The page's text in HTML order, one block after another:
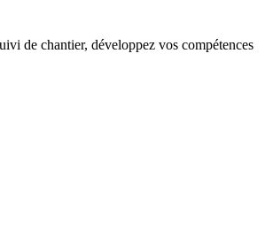
de chantier, développez vos compétences